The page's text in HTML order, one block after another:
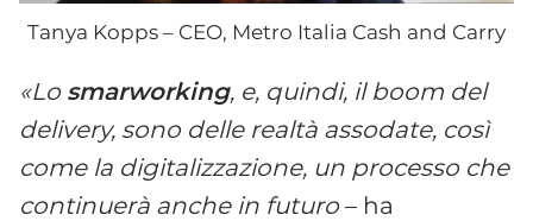
Tanya Kopps – CEO, Metro Italia Cash and Carry
«Lo smarworking, e, quindi, il boom del
delivery, sono delle realtà assodate, così
come la digitalizzazione, un processo che
continuerà anche in futuro – ha